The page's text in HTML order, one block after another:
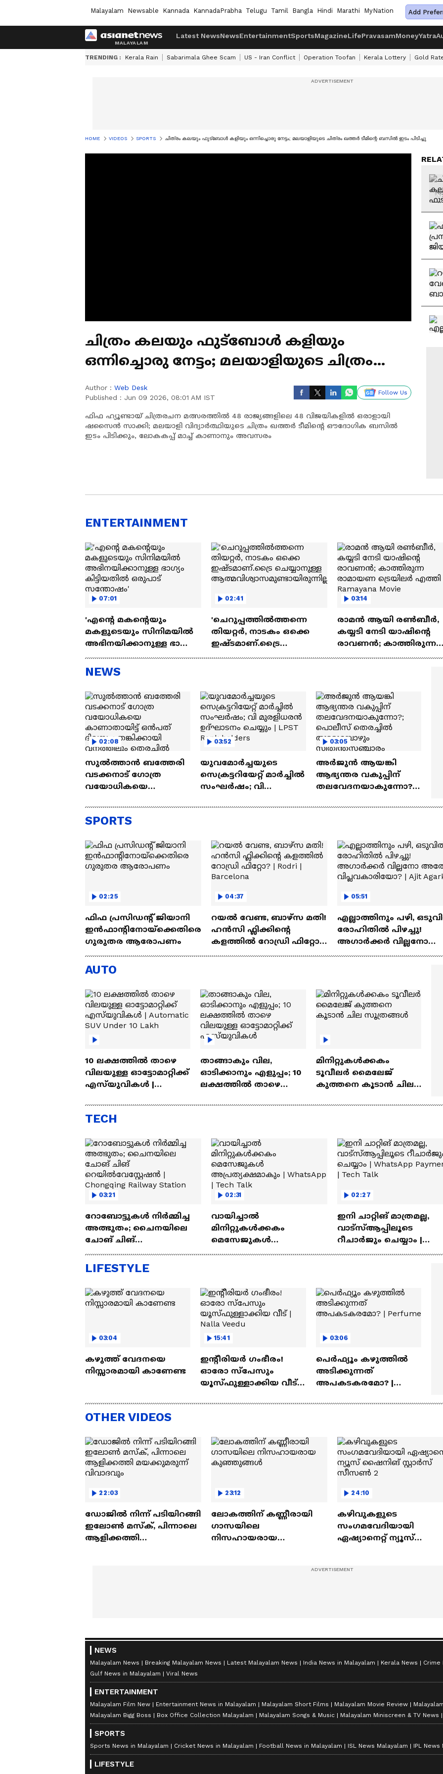
Malayalam Newsable Kannada KannadaPrabha Telugu Tamil Bangla Hindi Marathi MyNation Add
Latest NewsNewsEntertainmentSportsMagazineLifePravasamMoneyYatra
TRENDING : Kerala Rain Sabarimala Ghee Scam US - Iran Conflict Operation Toofan Kerala Lottery Gold
HOME VIDEOS SPORTS ചിത്രം കലയും ഫുട്ബോൾ കളിയും ഒന്നിച്ചൊരു നേട്ടം; മലയാളിയുടെ ചിത്രം ഖത്തർ ടീമിന്റെ ബസിൽ ഇടം പിടിച്ചു
ചിത്രം കലയും ഫുട്ബോൾ കളിയും
ഒന്നിച്ചൊരു നേട്ടം; മലയാളിയുടെ ചിത്രം
Author : Web Desk
Published : Jun 09 2026, 08:01 AM IST
Follow Us
ഫിഫ ഹ്യൂണ്ടായ് ചിത്രരചന മത്സരത്തിൽ 48 രാജ്യങ്ങളിലെ 48 വിജയികളിൽ ഒരാളായി
ഷസൈൻ സാക്കി; മലയാളി വിദ്യാർത്ഥിയുടെ ചിത്രം ഖത്തർ ടീമിന്റെ ഔദോഗിക ബസിൽ
ഇടം പിടിക്കും, ലോകകപ്പ് മാച്ച് കാണാനും അവസരം
ENTERTAINMENT
07:01
'എന്റെ മകന്റെയും
മകളുടെയും സിനിമയിൽ
അഭിനയിക്കാനുള്ള ഭാഗ്യം
കിട്ടിയതിൽ ഒരുപാട്
സന്തോഷം'
02:41
'ചെറുപ്പത്തിൽത്തന്നെ
തിയറ്റർ, നാടകം ഒക്കെ
ഇഷ്ടമാണ്.ട്രൈ
ചെയ്യാനുള്ള
03:14
രാമന്‍ ആയി രൺബീർ,
കയ്യടി നേടി യാഷിന്റെ
രാവണൻ; കാത്തിരുന്ന
രാമായണ ട്രെയിലർ
NEWS
02:08
സുൽത്താൻ ബത്തേരി
വടക്കനാട് ഗോത്ര
വയോധികയെ
ദിവസം; തങ്കിക്കായി
വനത്തിലും തെരച്ചിൽ
03:52
യുവമോർച്ചയുടെ
സെക്രട്ടറിയേറ്റ് മാർച്ചിൽ
സംഘർഷം; വി
ചെയ്യും | LPST Rank
03:05
അർജുൻ ആയങ്കി
ആഭ്യന്തര വകുപ്പിന്
തലവേദനയാകുന്നോ?;
തുടരുമ്പോഴും
SPORTS
02:25
ഫിഫ പ്രസിഡന്റ് ജിയാനി
ഇൻഫാന്റിനോയ്‌ക്കെതിരെ
ഗുരുതര ആരോപണം
04:37
റയല്‍ വേണ്ട, ബാഴ്‌സ മതി!
ഹൻസി ഫ്ലിക്കിന്റെ
കളത്തില്‍ റോഡ്രി ഫിറ്റോ?
| Rodri | Barcelona
05:51
എല്ലാത്തിനും പഴി,
രോഹിതില്‍ പിഴച്ചു!
അഗാര്‍ക്കർ വില്ലനോ
അതോ
AUTO
10 ലക്ഷത്തിൽ താഴെ
വിലയുള്ള ഓട്ടോമാറ്റിക്ക്
എസ്‍യുവികൾ |
Lakh
താങ്ങാകും വില,
ഓടിക്കാനും എളുപ്പം; 10
ലക്ഷത്തിൽ താഴെ
എസ്‍യുവികൾ
മിനിറ്റുകൾക്കകം
ടൂവീലർ മൈലേജ്
കുത്തനെ കൂടാൻ ചില
TECH
03:21
റോബോട്ടുകൾ നിർമ്മിച്ച
അത്ഭുതം; ചൈനയിലെ
ചോങ് ചിങ്
Chongqing Railway Station
02:31
വായിച്ചാൽ
മിനിറ്റുകൾക്കകം
മെസേജുകള്‍
02:27
ഇനി ചാറ്റിങ് മാത്രമല്ല,
വാട്‌സ്‌ആപ്പിലൂടെ
റീചാർജും ചെയ്യാം |
LIFESTYLE
03:04
കഴുത്ത് വേദനയെ
നിസ്സാരമായി കാണേണ്ട
15:41
ഇന്റീരിയർ ഗംഭീരം!
ഓരോ സ്‌പേസും
യൂസ്ഫുള്ളാക്കിയ വീട് |
03:06
പെർഫ്യൂം കഴുത്തിൽ
അടിക്കുന്നത്
അപകടകരമോ? |
OTHER VIDEOS
22:03
ഡോജിൽ നിന്ന് പടിയിറങ്ങി
ഇലോൺ മസ്ക്, പിന്നാലെ
ആളിക്കത്തി
23:12
ലോകത്തിന് കണ്ണീരായി
ഗാസയിലെ
നിസഹായരായ
24:10
കഴിവുകളുടെ
സംഗമവേദിയായി
ഏഷ്യാനെറ്റ് ന്യൂസ്
NEWS
Malayalam News Breaking Malayalam News Latest Malayalam News India News in Malayalam Kerala News Crime
Gulf News in Malayalam
Viral News
ENTERTAINMENT
Malayalam Film New Entertainment News in Malayalam Malayalam Short Films Malayalam Movie Review
Malayalam Bigg Boss
Box Office Collection Malayalam Malayalam Songs & Music Malayalam Miniscreen & TV News
SPORTS
Sports News in Malayalam Cricket News in Malayalam Football News in Malayalam ISL News Malayalam IPL News
LIFESTYLE